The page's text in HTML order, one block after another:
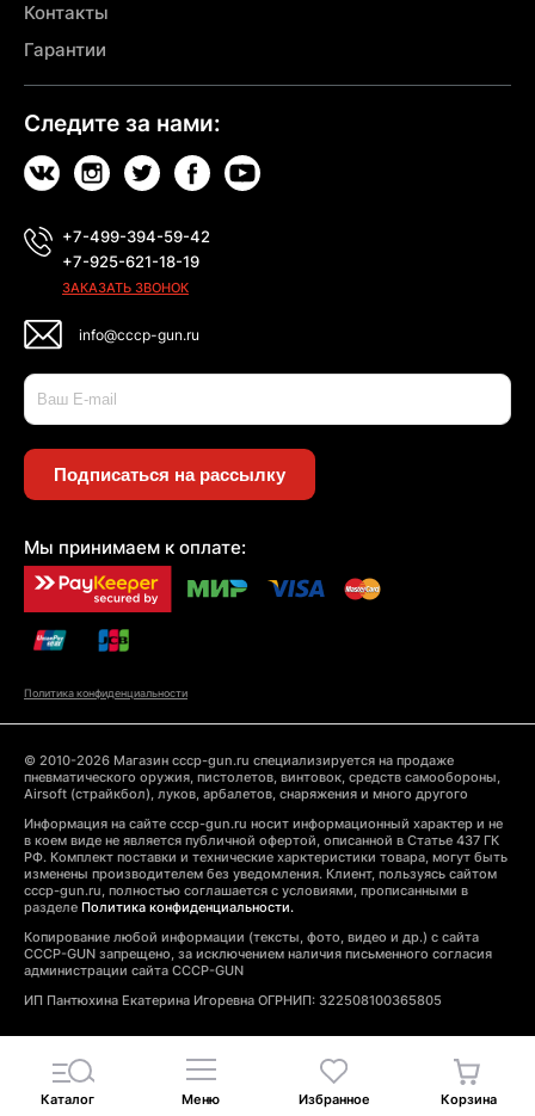
Контакты
Гарантии
Следите за нами:
+7-499-394-59-42
+7-925-621-18-19
ЗАКАЗАТЬ ЗВОНОК
info@cccp-gun.ru
Подписаться на рассылку
Мы принимаем к оплате:
Политика конфиденциальности
© 2010-2026 Магазин cccp-gun.ru специализируется на продаже
пневматического оружия, пистолетов, винтовок, средств самообороны,
Airsoft (страйкбол), луков, арбалетов, снаряжения и много другого
Информация на сайте cccp-gun.ru носит информационный характер и не
в коем виде не является публичной офертой, описанной в Статье 437 ГК
РФ. Комплект поставки и технические харктеристики товара, могут быть
изменены производителем без уведомления. Клиент, пользуясь сайтом
cccp-gun.ru, полностью соглашается с условиями, прописанными в
разделе Политика конфиденциальности.
Копирование любой информации (тексты, фото, видео и др.) с сайта
CCCP-GUN запрещено, за исключением наличия письменного согласия
администрации сайта CCCP-GUN
ИП Пантюхина Екатерина Игоревна ОГРНИП: 322508100365805
Каталог Меню Избранное Корзина